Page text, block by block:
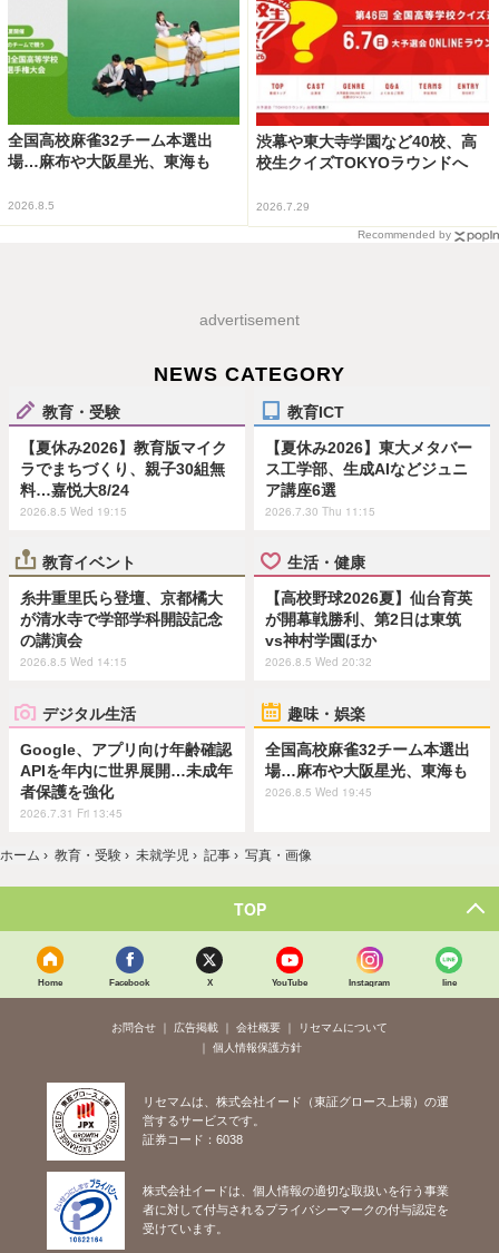
全国高校麻雀32チーム本選出
場…麻布や大阪星光、東海も
2026.8.5
渋幕や東大寺学園など40校、高
校生クイズTOKYOラウンドへ
2026.7.29
Recommended by
advertisement
NEWS CATEGORY
教育・受験
【夏休み2026】教育版マイク
ラでまちづくり、親子30組無
料…嘉悦大8/24
2026.8.5 Wed 19:15
教育ICT
【夏休み2026】東大メタバー
ス工学部、生成AIなどジュニ
ア講座6選
2026.7.30 Thu 11:15
教育イベント
糸井重里氏ら登壇、京都橘大
が清水寺で学部学科開設記念
の講演会
2026.8.5 Wed 14:15
生活・健康
【高校野球2026夏】仙台育英
が開幕戦勝利、第2日は東筑
vs神村学園ほか
2026.8.5 Wed 20:32
デジタル生活
Google、アプリ向け年齢確認
APIを年内に世界展開…未成年
者保護を強化
2026.7.31 Fri 13:45
趣味・娯楽
全国高校麻雀32チーム本選出
場…麻布や大阪星光、東海も
2026.8.5 Wed 19:45
ホーム › 教育・受験 › 未就学児 › 記事 › 写真・画像
TOP
Home Facebook X YouTube Instagram line
お問合せ 広告掲載 会社概要
リセマムについて
個人情報保護方針
リセマムは、株式会社イード（東証グロース上場）の運
営するサービスです。
証券コード：6038
株式会社イードは、個人情報の適切な取扱いを行う事業
者に対して付与されるプライバシーマークの付与認定を
受けています。